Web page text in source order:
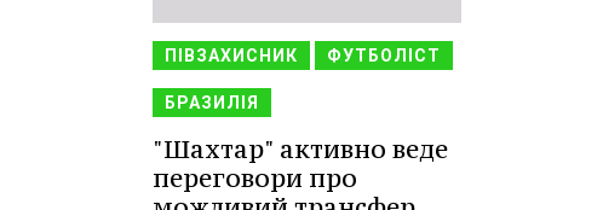
ПІВЗАХИСНИК ФУТБОЛІСТ
БРАЗИЛІЯ
"Шахтар" активно веде
переговори про